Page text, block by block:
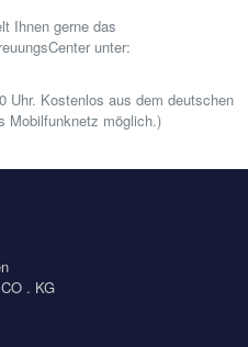
Ihnen gerne das
unter:
Uhr. Kostenlos aus dem deutschen
Mobilfunknetz möglich.)
. KG